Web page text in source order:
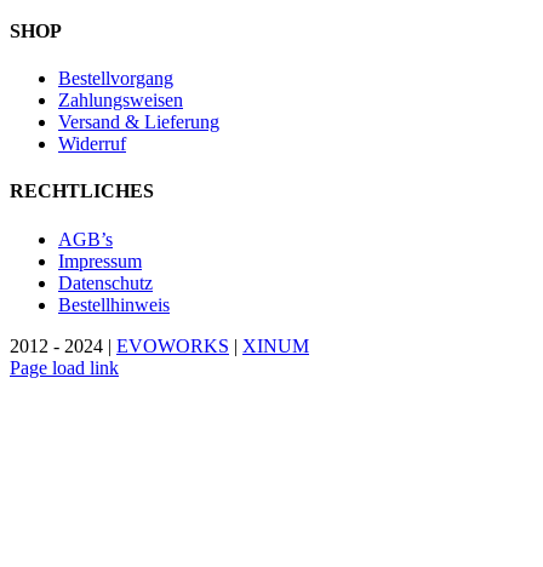
SHOP
Bestellvorgang
Zahlungsweisen
Versand & Lieferung
Widerruf
RECHTLICHES
AGB’s
Impressum
Datenschutz
Bestellhinweis
2012 - 2024 | EVOWORKS | XINUM
Page load link